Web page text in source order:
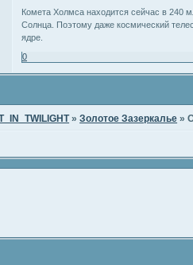
Комета Холмса находится сейчас в 240
Солнца. Поэтому даже космический
ядре.
0
»Золотое Зазеркалье »